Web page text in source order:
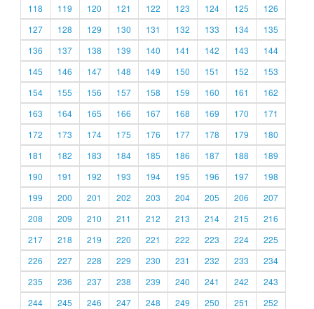
118
119 120 121 122 123 124 125
126
127
128 129 130 131 132 133 134
135
136
137 138 139 140 141 142 143
144
145
146 147 148 149 150 151 152
153
154
155 156 157 158 159 160 161
162
163
164 165 166 167 168 169 170
171
172
173 174 175 176 177 178 179
180
181
182 183 184 185 186 187 188
189
190
191 192 193 194 195 196 197
198
199
200 201 202 203 204 205 206
207
208
209 210 211 212 213 214 215
216
217
218 219 220 221 222 223 224
225
226
227 228 229 230 231 232 233
234
235
236 237 238 239 240 241 242
243
244
245 246 247 248 249 250 251
252